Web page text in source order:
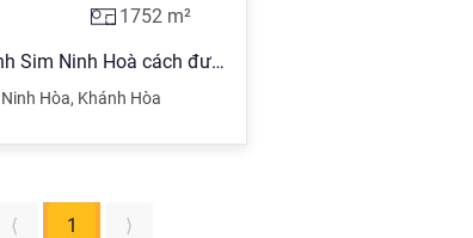
1752 m²
Bán đất Ninh Sim Ninh Hoà cách đường QL26 vào chỉ 300m
Ninh Hòa, Khánh Hòa
⟨ 1 ⟩